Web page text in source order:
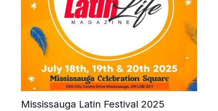
Mississauga Latin Festival 2025